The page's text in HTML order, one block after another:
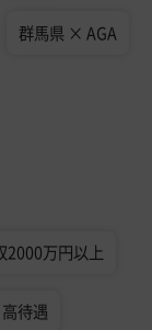
群馬県 × AGA
万円以上
待遇